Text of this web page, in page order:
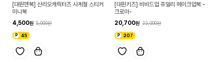
[대원앤북] 산리오캐릭터즈 사계절 스티커
미니북
4,500
5,000
45
[대원키즈] 비비드업 쥬얼리 메이크업북 -
크로마-
20,700
23,000
207